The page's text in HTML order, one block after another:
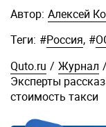
Автор: Алексей
Теги: #Россия, #
Quto.ru / Журнал /
Эксперты
стоимость такси